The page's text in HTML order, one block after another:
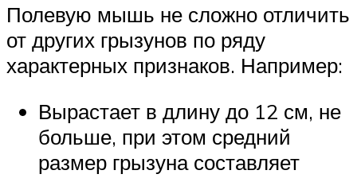
Полевую мышь не сложно отличить
от других грызунов по ряду
характерных признаков. Например:
Вырастает в длину до 12 см, не
больше, при этом средний
размер грызуна составляет